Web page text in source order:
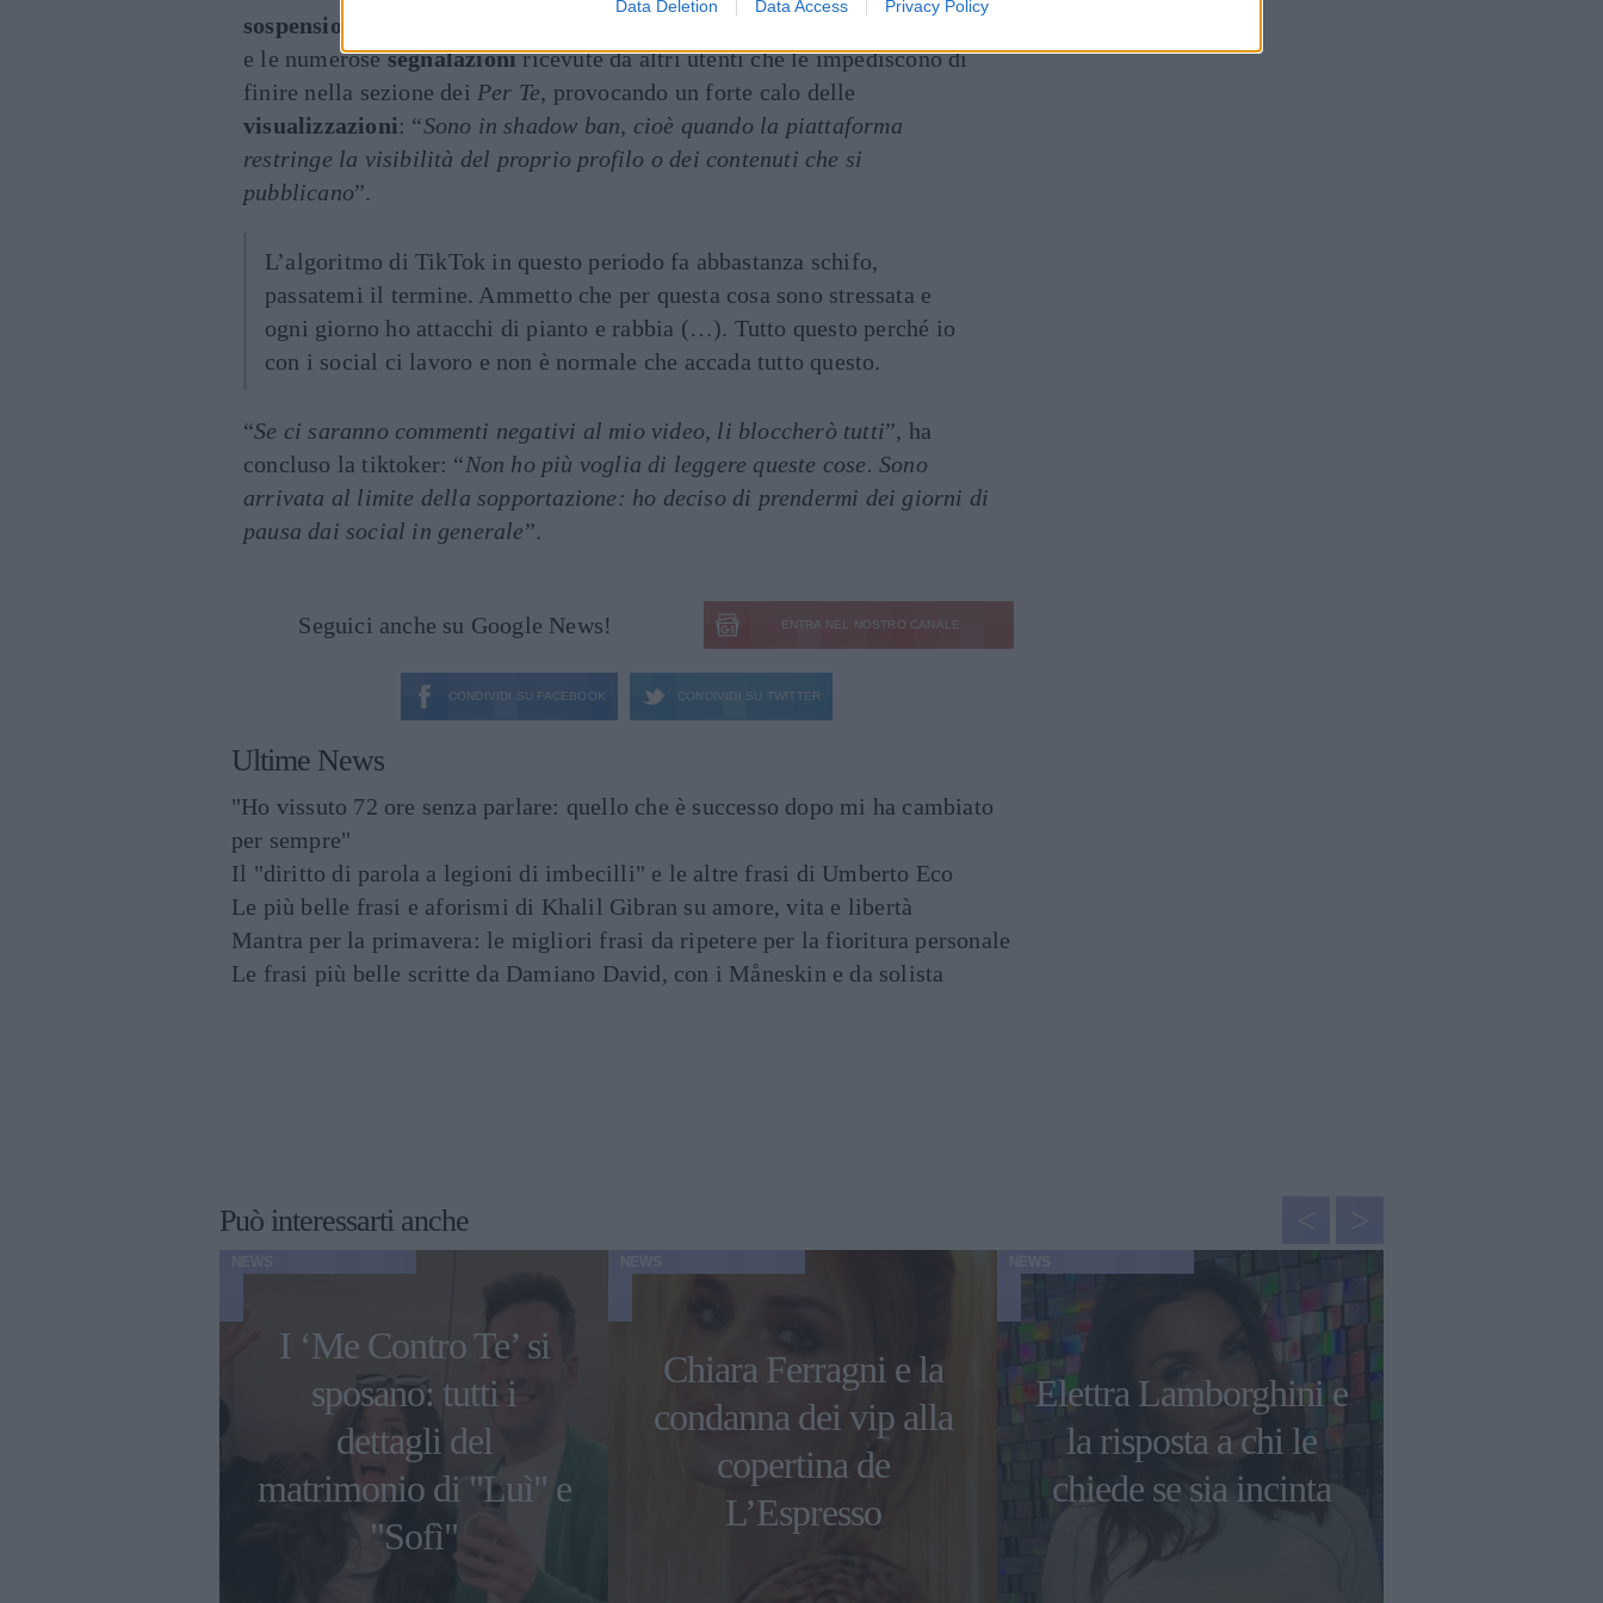
Data Deletion Data Access Privacy Policy
sospensione
e le numerosesegnalazioniricevute da altri utenti che le impediscono di
finire nella sezione dei Per Te, provocando un forte calo delle
visualizzazioni: “Sono in shadow ban, cioè quando la piattaforma
restringe la visibilità del proprio profilo o dei contenuti che si
pubblicano”.
L’algoritmo di TikTok in questo periodo fa abbastanza schifo,
passatemi il termine. Ammetto che per questa cosa sono stressata e
ogni giorno ho attacchi di pianto e rabbia (…). Tutto questo perché io
con i social ci lavoro e non è normale che accada tutto questo.
“Se ci saranno commenti negativi al mio video, li bloccherò tutti”, ha
concluso la tiktoker: “Non ho più voglia di leggere queste cose. Sono
arrivata al limite della sopportazione: ho deciso di prendermi dei giorni di
pausa dai social in generale”.
Seguici anche su Google News! ENTRA NEL NOSTRO CANALE
CONDIVIDI SU FACEBOOK CONDIVIDI SU TWITTER
Ultime News
"Ho vissuto 72 ore senza parlare: quello che è successo dopo mi ha cambiato
per sempre"
Il "diritto di parola a legioni di imbecilli" e le altre frasi di Umberto Eco
Le più belle frasi e aforismi di Khalil Gibran su amore, vita e libertà
Mantra per la primavera: le migliori frasi da ripetere per la fioritura personale
Le frasi più belle scritte da Damiano David, con i Måneskin e da solista
Può interessarti anche
I ‘Me Contro Te’ si
sposano: tutti i
dettagli del
matrimonio di "Luì" e
"Sofì"
Chiara Ferragni e la
condanna dei vip alla
copertina de
L’Espresso
Elettra Lamborghini e
la risposta a chi le
chiede se sia incinta